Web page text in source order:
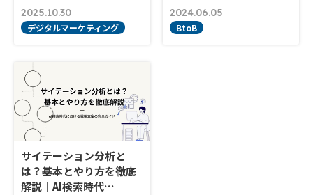
2025.10.30
デジタルマーケティング
2024.06.05
BtoB
サイテーション分析と
は？基本とやり方を徹底
解説｜AI検索時代…